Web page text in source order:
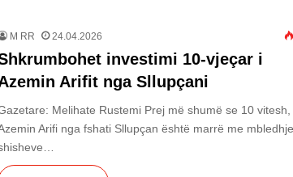
M RR 24.04.2026
investimi 10-vjeçar i
Arifit nga Sllupçani
Melihate Rustemi Prej më shumë se 10 vitesh,
Arifi nga fshati Sllupçan është marrë me